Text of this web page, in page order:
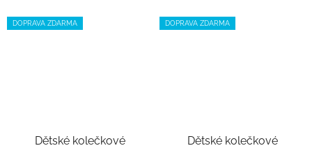
DOPRAVA ZDARMA
Dětské kolečkové
DOPRAVA ZDARMA
Dětské kolečkové